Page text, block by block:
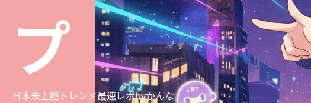
プ
日本未上陸トレンド最速レポbyかんな